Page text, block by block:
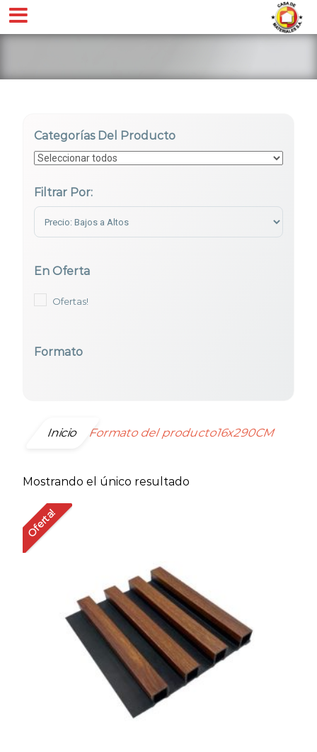
Categorías Del Producto
Filtrar Por:
En Oferta
Ofertas!
Formato
Inicio Formato del producto16x290CM
Mostrando el único resultado
Oferta!